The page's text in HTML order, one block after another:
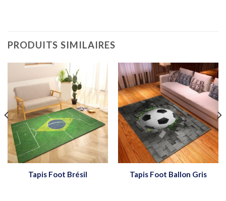
PRODUITS SIMILAIRES
Tapis Foot Brésil Tapis Foot Ballon Gris